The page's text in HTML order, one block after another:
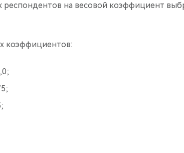
респондентов на весовой коэффициент
коэффициентов: